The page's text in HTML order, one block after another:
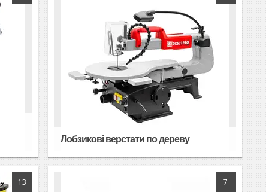
Лобзикові верстати по дереву
13 7